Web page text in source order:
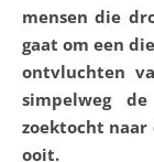
mensen die
gaat om een
ontvluchten
simpelweg
zoektocht
ooit.